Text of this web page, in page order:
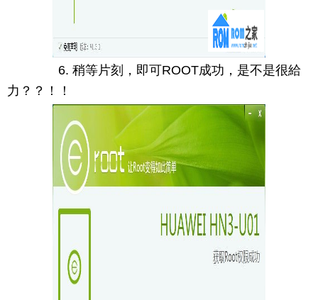
6. 稍等片刻，即可ROOT成功，是不是很給
力？？！！